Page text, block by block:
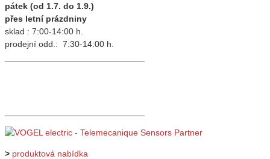
pátek (od 1.7. do 1.9.)
přes letní prázdniny
sklad : 7:00-14:00 h.
prodejní odd.: 7:30-14:00 h.
> produktová nabídka